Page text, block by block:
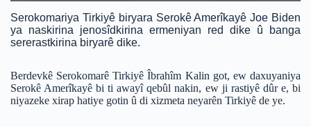
Serokomariya Tirkiyê biryara Serokê Amerîkayê Joe Biden
ya naskirina jenosîdkirina ermeniyan red dike û banga
sererastkirina biryarê dike.
Berdevkê Serokomarê Tirkiyê Îbrahîm Kalin got, ew daxuyaniya
Serokê Amerîkayê bi ti awayî qebûl nakin, ew ji rastiyê dûr e, bi
niyazeke xirap hatiye gotin û di xizmeta neyarên Tirkiyê de ye.